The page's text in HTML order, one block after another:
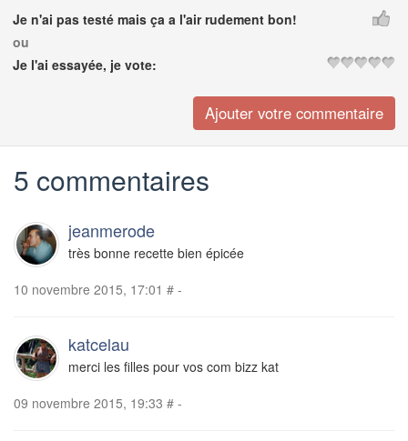
Je n'ai pas testé mais ça a l'air rudement bon!
ou
Je l'ai essayée, je vote:
5 commentaires
jeanmerode
très bonne recette bien épicée
10 novembre 2015, 17:01 # -
katcelau
merci les filles pour vos com bizz kat
09 novembre 2015, 19:33 # -